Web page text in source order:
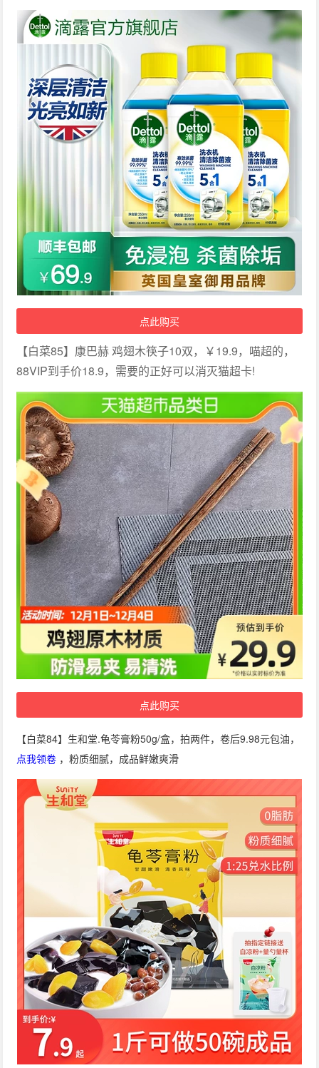
点此购买
【白菜85】康巴赫 鸡翅木筷子10双，￥19.9，喵超的，
88VIP到手价18.9，需要的正好可以消灭猫超卡!
点此购买
【白菜84】生和堂.龟苓膏粉50g/盒，拍两件，卷后9.98元包油，
点我领卷，粉质细腻，成品鲜嫩爽滑